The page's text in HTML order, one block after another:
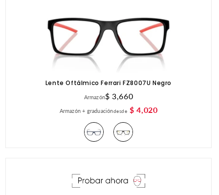
Lente Oftálmico Ferrari FZ8007U Negro
ArmazónPrecio
habitual
$ 3,660
Armazón + graduacióndesde $ 4,020